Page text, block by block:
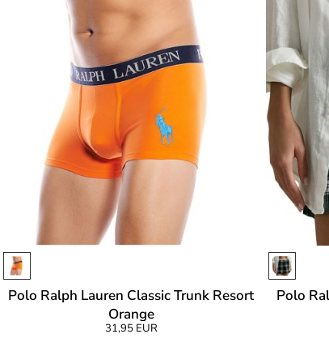
Polo Ralph Lauren Classic Trunk Resort
Orange
31,95 EUR
Polo